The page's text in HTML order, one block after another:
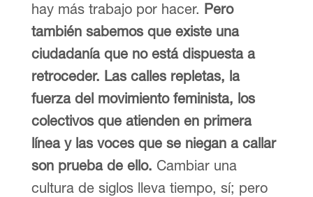
hay más trabajo por hacer. Pero
también sabemos que existe una
ciudadanía que no está dispuesta a
retroceder. Las calles repletas, la
fuerza del movimiento feminista, los
colectivos que atienden en primera
línea y las voces que se niegan a callar
son prueba de ello. Cambiar una
cultura de siglos lleva tiempo, sí; pero